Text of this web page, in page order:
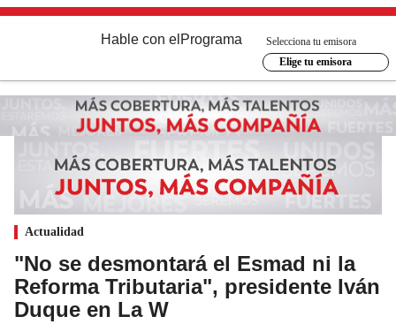
Hable con el Programa
Selecciona tu emisora
Elige tu emisora
Actualidad
"No se desmontará el Esmad ni la
Reforma Tributaria", presidente Iván
Duque en La W